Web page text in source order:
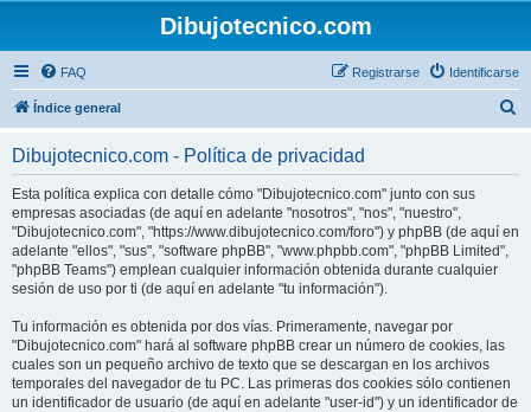
Dibujotecnico.com
FAQ Identificarse
Registrarse
Índice general
Dibujotecnico.com - Política de privacidad
Esta política explica con detalle cómo "Dibujotecnico.com" junto con sus
empresas asociadas (de aquí en adelante "nosotros", "nos", "nuestro",
"Dibujotecnico.com", "https://www.dibujotecnico.com/foro") y phpBB (de aquí en
adelante "ellos", "sus", "software phpBB", "www.phpbb.com", "phpBB Limited",
"phpBB Teams") emplean cualquier información obtenida durante cualquier
sesión de uso por ti (de aquí en adelante "tu información").
Tu información es obtenida por dos vías. Primeramente, navegar por
"Dibujotecnico.com" hará al software phpBB crear un número de cookies, las
cuales son un pequeño archivo de texto que se descargan en los archivos
temporales del navegador de tu PC. Las primeras dos cookies sólo contienen
un identificador de usuario (de aquí en adelante "user-id") y un identificador de